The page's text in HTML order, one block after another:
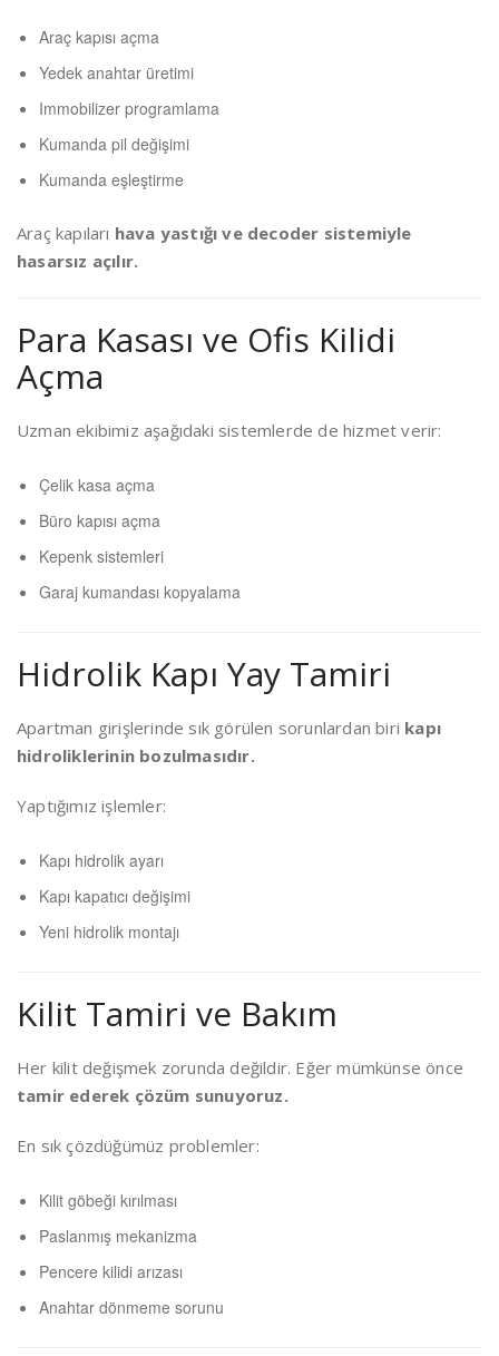
Araç kapısı açma
Yedek anahtar üretimi
Immobilizer programlama
Kumanda pil değişimi
Kumanda eşleştirme
Araç kapıları hava yastığı ve decoder sistemiyle
hasarsız açılır.
Para Kasası ve Ofis Kilidi
Açma
Uzman ekibimiz aşağıdaki sistemlerde de hizmet verir:
Çelik kasa açma
Büro kapısı açma
Kepenk sistemleri
Garaj kumandası kopyalama
Hidrolik Kapı Yay Tamiri
Apartman girişlerinde sık görülen sorunlardan biri kapı
hidroliklerinin bozulmasıdır.
Yaptığımız işlemler:
Kapı hidrolik ayarı
Kapı kapatıcı değişimi
Yeni hidrolik montajı
Kilit Tamiri ve Bakım
Her kilit değişmek zorunda değildir. Eğer mümkünse önce
tamir ederek çözüm sunuyoruz.
En sık çözdüğümüz problemler:
Kilit göbeği kırılması
Paslanmış mekanizma
Pencere kilidi arızası
Anahtar dönmeme sorunu